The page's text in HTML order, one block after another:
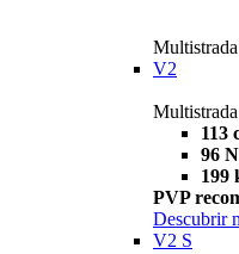
Multistrada
V2
113
96
199
PVP
Descubrir
V2 S